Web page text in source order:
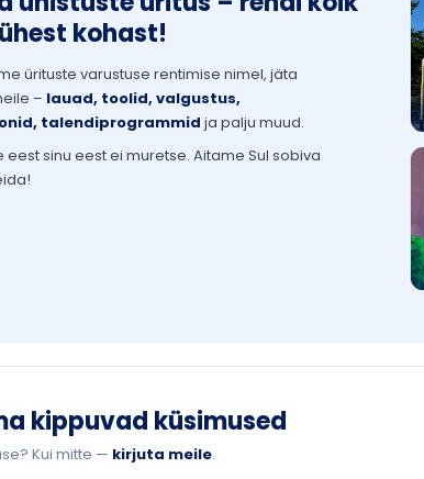
kohast!
ürituste varustuse rentimise nimel, jäta
– lauad, toolid, valgustus,
talendiprogrammid ja palju muud.
eest sinu eest ei muretse. Aitame Sul sobiva
kippuvad küsimused
Kui mitte — kirjuta meile.